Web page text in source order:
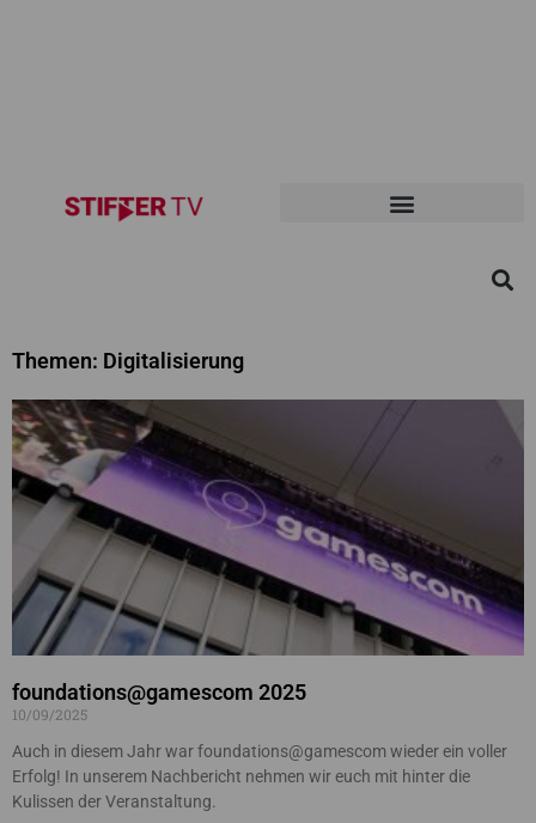
Themen: Digitalisierung
foundations@gamescom 2025
10/09/2025
Auch in diesem Jahr war foundations@gamescom wieder ein voller
Erfolg! In unserem Nachbericht nehmen wir euch mit hinter die
Kulissen der Veranstaltung.